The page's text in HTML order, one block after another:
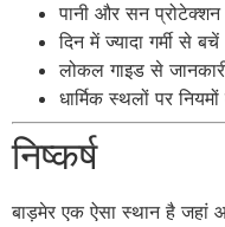
पानी और सन
दिन में ज्यादा गर्मी से बचें
लोकल गाइड से
धार्मिक स्थलों पर
निष्कर्ष
बाड़मेर एक ऐसा स्थान है जहां